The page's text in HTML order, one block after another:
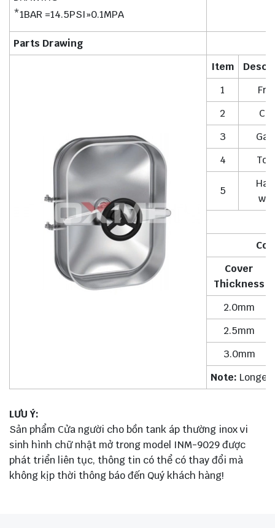
*1BAR =14.5PSI»0.1MPA
Parts Drawing
Item
1
2
3
4
5
Cover
Thickness
2.0mm
2.5mm
3.0mm
Note: Longer
LƯU Ý:
Sản phẩm Cửa người cho bồn tank áp thường inox vi
sinh hình chữ nhật mở trong model INM-9029 được
phát triển liên tục, thông tin có thể có thay đổi mà
không kịp thời thông báo đến Quý khách hàng!